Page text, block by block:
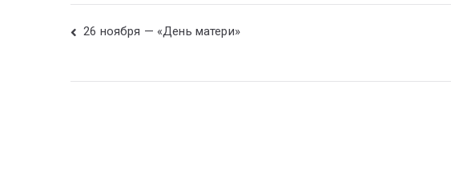
26 ноября — «День матери»